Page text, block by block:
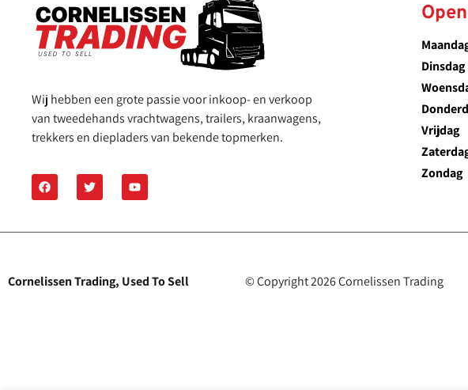
Wij hebben een grote passie voor inkoop- en verkoop
van tweedehands vrachtwagens, trailers, kraanwagens,
trekkers en diepladers van bekende topmerken.
Dinsdag
Vrijdag
Zondag
Cornelissen Trading, Used To Sell © Copyright 2026 Cornelissen Trading